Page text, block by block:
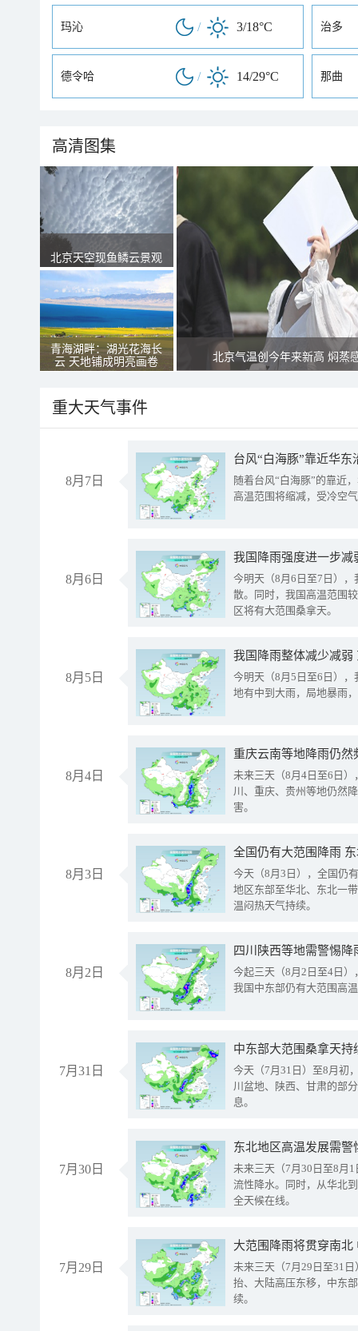
玛沁 / 3/18°C 治多
德令哈 / 14/29°C 那曲
高清图集
北京天空现鱼鳞云景观
青海湖畔：湖光花海长
云 天地铺成明亮画卷
北京气温创今年来新高 焖蒸
重大天气事件
8月7日
台风“白海豚”靠近华
随着台风“白海豚”的靠近
高温范围将缩减，受冷空
8月6日
今明天（8月6日至7日）
散。同时，我国高温范围
区将有大范围桑拿天。
8月5日
我国降雨整体减少减弱
今明天（8月5日至6日）
地有中到大雨，局地暴雨
8月4日
重庆云南等地降雨仍然
未来三天（8月4日至6日
川、重庆、贵州等地仍然
害。
8月3日
全国仍有大范围降雨
今天（8月3日），全国仍
地区东部至华北、东北一
温闷热天气持续。
8月2日
今起三天（8月2日至4日
我国中东部仍有大范围高
7月31日
中东部大范围桑拿天
今天（7月31日）至8月初
川盆地、陕西、甘肃的部
息。
7月30日
东北地区高温发展需
未来三天（7月30日至8月
流性降水。同时，从华北
全天候在线。
7月29日
大范围降雨将贯穿南
未来三天（7月29日至31
抬、大陆高压东移，中东
续。